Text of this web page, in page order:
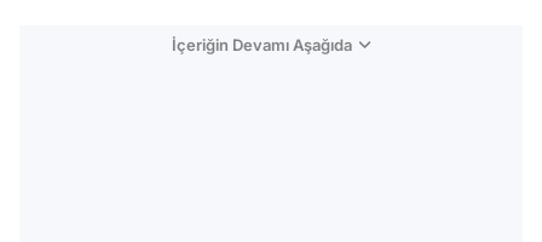
İçeriğin Devamı Aşağıda